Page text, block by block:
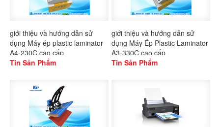
giới thiệu và hướng dẫn sử
dụng Máy ép plastic laminator
A4-230C cao cấp
Tin Sản Phẩm
giới thiệu và hướng dẫn sử
dụng Máy Ép Plastic Laminator
A3-330C cao cấp
Tin Sản Phẩm